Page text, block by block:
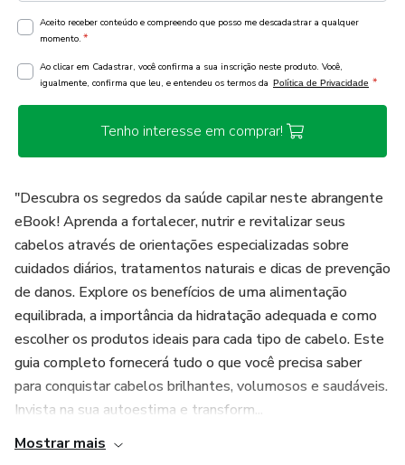
Aceito receber conteúdo e compreendo que posso me descadastrar a qualquer
momento. *
Ao clicar em Cadastrar, você confirma a sua inscrição neste produto. Você,
igualmente, confirma que leu, e entendeu os termos da Política de Privacidade *
Tenho interesse em comprar!
"Descubra os segredos da saúde capilar neste abrangente
eBook! Aprenda a fortalecer, nutrir e revitalizar seus
cabelos através de orientações especializadas sobre
cuidados diários, tratamentos naturais e dicas de prevenção
de danos. Explore os benefícios de uma alimentação
equilibrada, a importância da hidratação adequada e como
escolher os produtos ideais para cada tipo de cabelo. Este
guia completo fornecerá tudo o que você precisa saber
para conquistar cabelos brilhantes, volumosos e saudáveis.
Invista na sua autoestima e transform...
Mostrar mais